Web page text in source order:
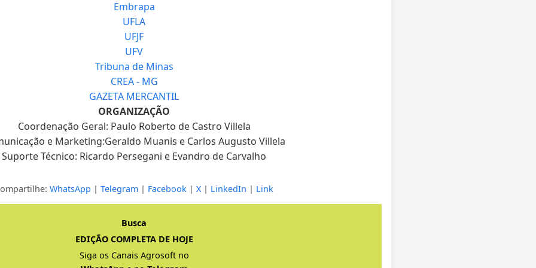
Embrapa
UFLA
UFJF
UFV
Tribuna de Minas
CREA - MG
GAZETA MERCANTIL
ORGANIZAÇÃO
Coordenação Geral: Paulo Roberto de Castro Villela
e Marketing:Geraldo Muanis e Carlos Augusto Villela
Suporte Técnico: Ricardo Persegani e Evandro de Carvalho
WhatsApp | Telegram | Facebook | X| LinkedIn | Link
Busca
EDIÇÃO COMPLETA DE HOJE
Siga os Canais Agrosoft no